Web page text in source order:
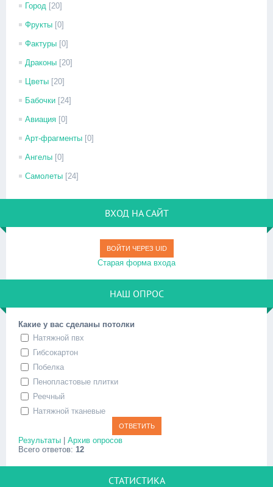
Город [20]
Фрукты [0]
Фактуры [0]
Драконы [20]
Цветы [20]
Бабочки [24]
Авиация [0]
Арт-фрагменты [0]
Ангелы [0]
Самолеты [24]
ВХОД НА САЙТ
ВОЙТИ ЧЕРЕЗ UID
Старая форма входа
НАШ ОПРОС
Какие у вас сделаны потолки
Натяжной пвх
Гибсокартон
Побелка
Пенопластовые плитки
Реечный
Натяжной тканевые
Результаты | Архив опросов
Всего ответов: 12
СТАТИСТИКА